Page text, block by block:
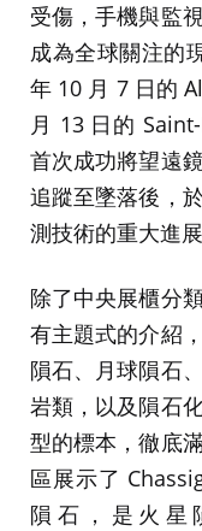
受傷，手機與監
成為全球關注的
年 10 月 7 日的
月 13 日的
首次成功將望遠
追蹤至墜落後，
測技術的重大進展
除了中央展櫃分
有主題式的介紹
隕石、月球隕石
岩類，以及隕石
型的標本，徹底
區展示了
隕石，是火星